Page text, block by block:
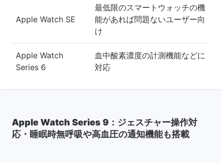
Apple Watch SE
最低限のスマートウォッチの機
能があれば問題ないユーザー向
け
Apple Watch
Series 6
血中酸素濃度の計測機能などに
対応
Apple Watch Series 9：ジェスチャー操作対
応・睡眠時無呼吸や高血圧の通知機能も搭載